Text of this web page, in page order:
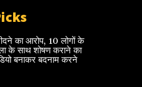
का आरोप, 10 लोगों के
के साथ शोषण कराने का
बनाकर बदनाम करने